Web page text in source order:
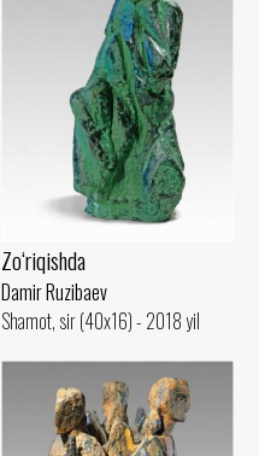
Zo‘riqishda
Damir Ruzibaev
Shamot, sir (40x16) - 2018 yil